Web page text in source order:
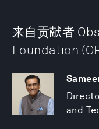
来自贡献者
Foundation
and